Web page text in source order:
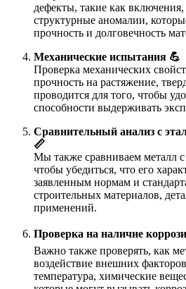
дефекты, такие как
структурные аномалии,
прочность и долговечность
Механические испытания 💪
Проверка механических
прочность на растяжение,
проводится для того, чтобы
способности выдерживать
Сравнительный анализ с
📏
Мы также сравниваем металл
чтобы убедиться, что его
заявленным нормам и
строительных материалов,
применений.
Проверка на наличие
Важно также проверять, как
воздействие внешних
температура, химические